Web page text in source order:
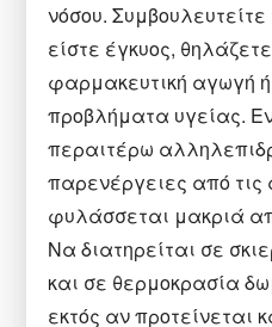
νόσου.
είστε έγκυος,
φαρμακευτική αγωγή
προβλήματα υγείας.
περαιτέρω
παρενέργειες από
φυλάσσεται μακριά
Να διατηρείται σε
και σε θερμοκρασία
εκτός αν προτείνεται